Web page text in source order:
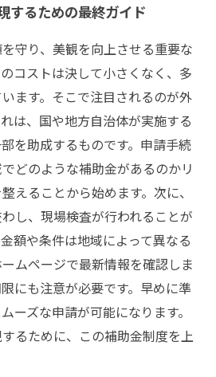
するための最終ガイド
守り、美観を向上させる重要な
コストは決して小さくなく、多
ます。そこで注目されるのが外
は、国や地方自治体が実施する
を助成するものです。申請手続
どのような補助金があるのかリ
えることから始めます。次に、
し、現場検査が行われることが
額や条件は地域によって異なる
ムページで最新情報を確認しま
にも注意が必要です。早めに準
ーズな申請が可能になります。
るために、この補助金制度を上